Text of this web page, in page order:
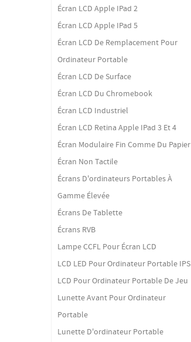
Écran LCD Apple IPad 2
Écran LCD Apple IPad 5
Écran LCD De Remplacement Pour
Ordinateur Portable
Écran LCD De Surface
Écran LCD Du Chromebook
Écran LCD Industriel
Écran LCD Retina Apple IPad 3 Et 4
Écran Modulaire Fin Comme Du Papier
Écran Non Tactile
Écrans D'ordinateurs Portables À
Gamme Élevée
Écrans De Tablette
Écrans RVB
Lampe CCFL Pour Écran LCD
LCD LED Pour Ordinateur Portable IPS
LCD Pour Ordinateur Portable De Jeu
Lunette Avant Pour Ordinateur
Portable
Lunette D'ordinateur Portable